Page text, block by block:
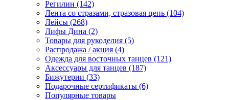
Регилин (142)
Лента со стразами, стразовая цепь (104)
Лейсы (268)
Лифы Дина (2)
Товары для рукоделия (5)
Распродажа / акция (4)
Одежда для восточных танцев (121)
Аксессуары для танцев (187)
Бижутерии (33)
Подарочные сертификаты (6)
Популярные товары